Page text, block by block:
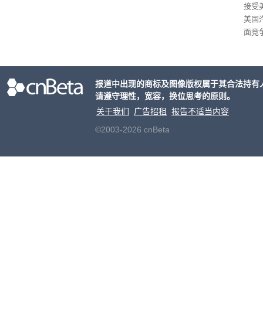
接受
美国
面竞
报道中出现的商标及图像版权属于其合法持
请遵守理性，宽容，换位思考的原则。
关于我们
广告招租
报告不适当内容
©2003-2026 cnBeta